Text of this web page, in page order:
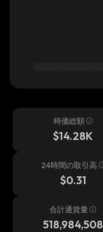
時価総額
$14.28K
24時間の取引高
$0.31
合計通貨量
518,984,508